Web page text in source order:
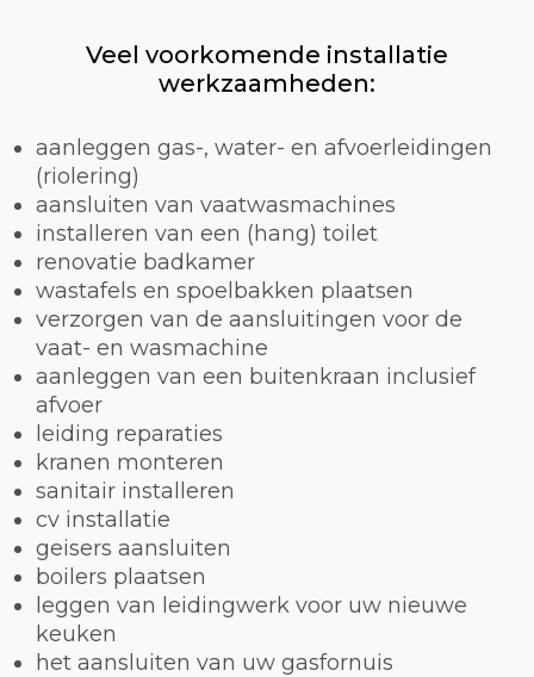
Veel voorkomende installatie
werkzaamheden:
aanleggen gas-, water- en afvoerleidingen
(riolering)
aansluiten van vaatwasmachines
installeren van een (hang) toilet
renovatie badkamer
wastafels en spoelbakken plaatsen
verzorgen van de aansluitingen voor de
vaat- en wasmachine
aanleggen van een buitenkraan inclusief
afvoer
leiding reparaties
kranen monteren
sanitair installeren
cv installatie
geisers aansluiten
boilers plaatsen
leggen van leidingwerk voor uw nieuwe
keuken
het aansluiten van uw gasfornuis